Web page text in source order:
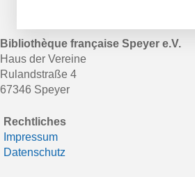
Bibliothèque française Speyer e.V.
Haus der Vereine
Rulandstraße 4
67346 Speyer
Rechtliches
Impressum
Datenschutz